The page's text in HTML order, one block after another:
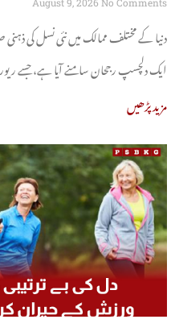
آگئیں
دنیا کے مختلف ممالک میں نئی نسل کی
ایک دلچسپ رجحان سامنے آیا ہے، جسے
مزید پڑھیں